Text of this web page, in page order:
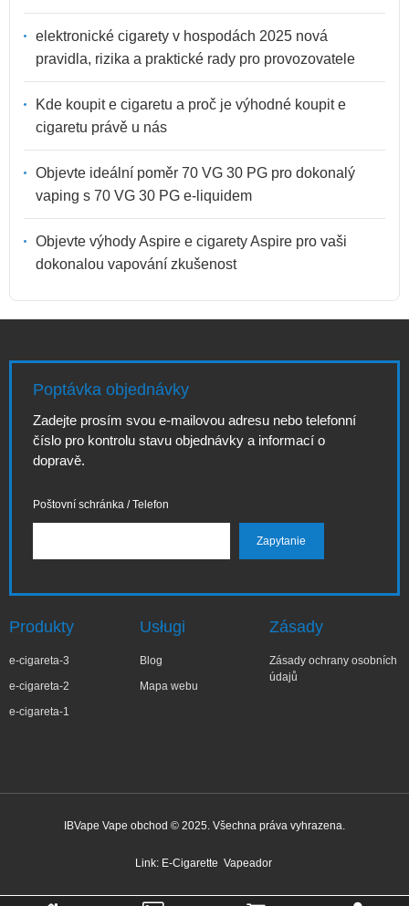
elektronické cigarety v hospodách 2025 nová
pravidla, rizika a praktické rady pro provozovatele
Kde koupit e cigaretu a proč je výhodné koupit e
cigaretu právě u nás
Objevte ideální poměr 70 VG 30 PG pro dokonalý
vaping s 70 VG 30 PG e-liquidem
Objevte výhody Aspire e cigarety Aspire pro vaši
dokonalou vapování zkušenost
Poptávka objednávky
Zadejte prosím svou e-mailovou adresu nebo telefonní
číslo pro kontrolu stavu objednávky a informací o
dopravě.
Poštovní schránka / Telefon
Produkty
e-cigareta-3
e-cigareta-2
e-cigareta-1
Usługi
Blog
Mapa webu
Zásady
Zásady ochrany osobních
údajů
IBVape Vape obchod © 2025. Všechna práva vyhrazena.
Link: E-Cigarette Vapeador